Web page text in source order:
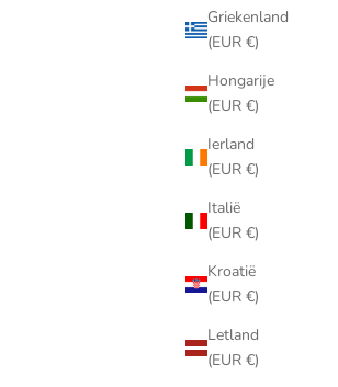
Griekenland
(EUR €)
Hongarije
(EUR €)
Ierland
(EUR €)
Italië
(EUR €)
Kroatië
(EUR €)
Letland
(EUR €)